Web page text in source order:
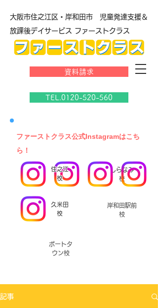
大阪市住之江区・岸和田市 児童発達支援＆
放課後デイサービス ファーストクラス
資料請求
TEL.0120-520-560
​ファーストクラス公式Instagramはこち
ら！
しらなみ
校
久米田
校
岸和田駅前
校
ポートタ
ウン校
住之江
校
記事